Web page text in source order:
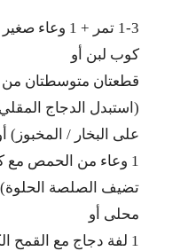
كوب لبن أو
(استبدل الدجاج
على البخار / المخبوز)
1 وعاء من الحمص مع
محلى أو
1 لفة دجاج مع القمح الكامل.